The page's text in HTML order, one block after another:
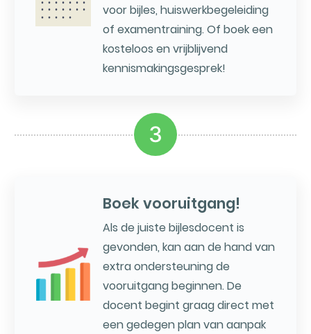
voor bijles, huiswerkbegeleiding
of examentraining. Of boek een
kosteloos en vrijblijvend
kennismakingsgesprek!
3
Boek vooruitgang!
Als de juiste bijlesdocent is
gevonden, kan aan de hand van
extra ondersteuning de
vooruitgang beginnen. De
docent begint graag direct met
een gedegen plan van aanpak